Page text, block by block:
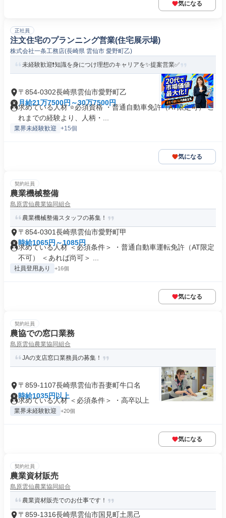
気になる
正社員
注文住宅のプランニング営業(住宅展示場)
株式会社一条工務店(長崎県 雲仙市 愛野町乙)
未経験歓迎❗️知識を身につけ理想のキャリアを✨️提案営業✅
〒854-0302長崎県雲仙市愛野町乙
月給21万7500円～30万7500円
求めている人材 ⭐必須資格 ・普通自動車免許（AT限定可） こ
れまでの経験より、人柄・...
業界未経験歓迎 +15個
気になる
契約社員
農業機械整備
島原雲仙農業協同組合
農業機械整備スタッフの募集！
〒854-0301長崎県雲仙市愛野町甲
時給1065円～1085円
求めている人材 ＜必須条件＞ ・普通自動車運転免許（AT限定
不可） ＜あれば尚可＞ ...
社員登用あり +16個
気になる
契約社員
農協での窓口業務
島原雲仙農業協同組合
JAの支店窓口業務員の募集！
〒859-1107長崎県雲仙市吾妻町牛口名
時給1035円以上
求めている人材 ＜必須条件＞ ・高卒以上
業界未経験歓迎 +20個
気になる
契約社員
農業資材販売
島原雲仙農業協同組合
農業資材販売でのお仕事です！
〒859-1316長崎県雲仙市国見町土黒己